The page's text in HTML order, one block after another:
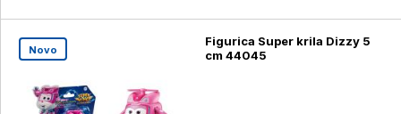
Novo
Figurica Super krila Dizzy 5
cm 44045